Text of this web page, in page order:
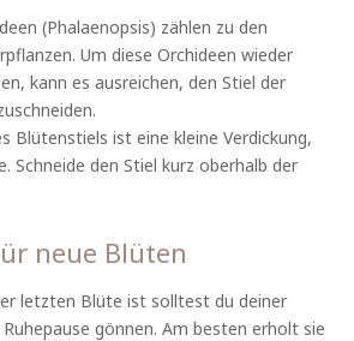
(Phalaenopsis) zählen zu den
Um diese Orchideen wieder
kann es ausreichen, den Stiel der
Blütenstiels ist eine kleine Verdickung,
Schneide den Stiel kurz oberhalb der
neue Blüten
letzten Blüte ist solltest du deiner
gönnen. Am besten erholt sie